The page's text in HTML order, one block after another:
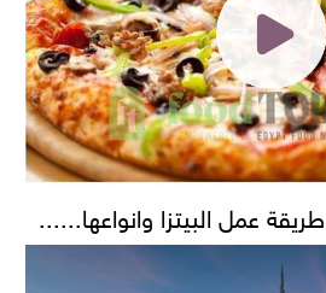
عمل البيتزا وانواعها......